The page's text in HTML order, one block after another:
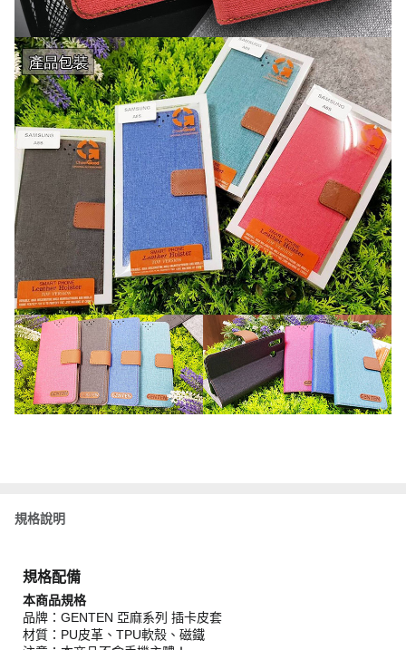
規格說明
規格配備
本商品規格
品牌：GENTEN 亞麻系列 插卡皮套
材質：PU皮革、TPU軟殼、磁鐵